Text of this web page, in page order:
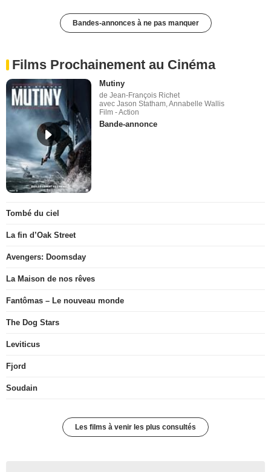
Bandes-annonces à ne pas manquer
Films Prochainement au Cinéma
Mutiny
de Jean-François Richet
avec Jason Statham, Annabelle Wallis
Film - Action
Bande-annonce
Tombé du ciel
La fin d’Oak Street
Avengers: Doomsday
La Maison de nos rêves
Fantômas – Le nouveau monde
The Dog Stars
Leviticus
Fjord
Soudain
Les films à venir les plus consultés